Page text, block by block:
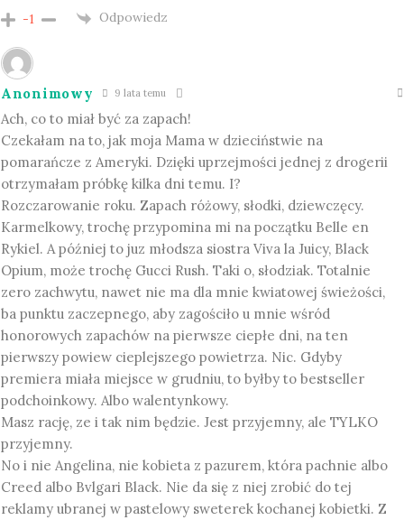
-1 Odpowiedz
Anonimowy 9 lata temu
Ach, co to miał być za zapach!
Czekałam na to, jak moja Mama w dzieciństwie na
pomarańcze z Ameryki. Dzięki uprzejmości jednej z drogerii
otrzymałam próbkę kilka dni temu. I?
Rozczarowanie roku. Zapach różowy, słodki, dziewczęcy.
Karmelkowy, trochę przypomina mi na początku Belle en
Rykiel. A później to juz młodsza siostra Viva la Juicy, Black
Opium, może trochę Gucci Rush. Taki o, słodziak. Totalnie
zero zachwytu, nawet nie ma dla mnie kwiatowej świeżości,
ba punktu zaczepnego, aby zagościło u mnie wśród
honorowych zapachów na pierwsze ciepłe dni, na ten
pierwszy powiew cieplejszego powietrza. Nic. Gdyby
premiera miała miejsce w grudniu, to byłby to bestseller
podchoinkowy. Albo walentynkowy.
Masz rację, ze i tak nim będzie. Jest przyjemny, ale TYLKO
przyjemny.
No i nie Angelina, nie kobieta z pazurem, która pachnie albo
Creed albo Bvlgari Black. Nie da się z niej zrobić do tej
reklamy ubranej w pastelowy sweterek kochanej kobietki. Z